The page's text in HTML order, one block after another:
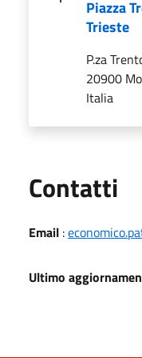
Piazza
Trieste
P.za
20900
Italia
Contatti
Email :
Ultimo